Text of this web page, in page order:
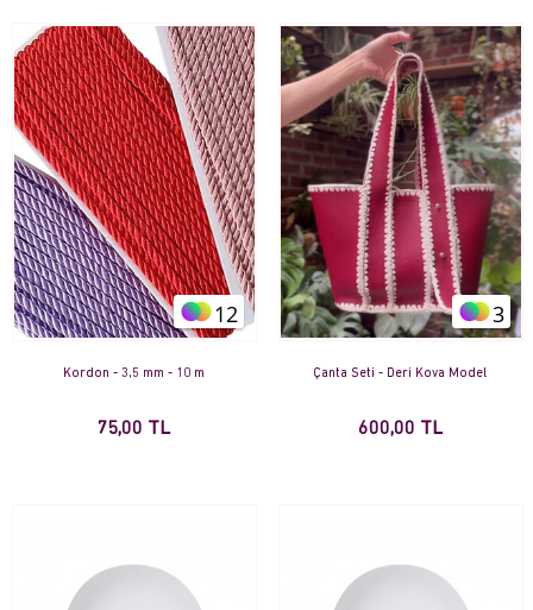
12
Kordon - 3,5 mm - 10 m
75,00 TL
3
Çanta Seti - Deri Kova Model
600,00 TL